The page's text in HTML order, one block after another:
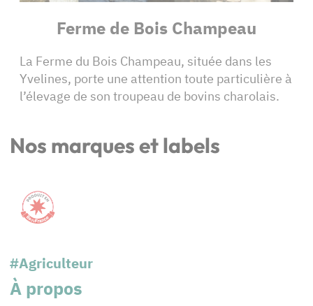
Ferme de Bois Champeau
La Ferme du Bois Champeau, située dans les
Yvelines, porte une attention toute particulière à
l’élevage de son troupeau de bovins charolais.
Nos marques et labels
#Agriculteur
À propos